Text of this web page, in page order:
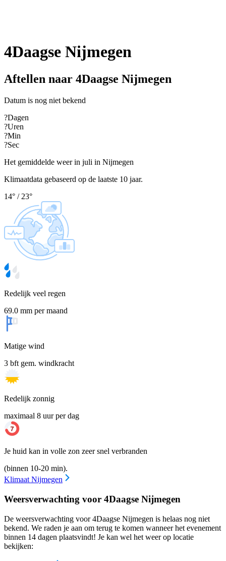
4Daagse Nijmegen
Aftellen naar 4Daagse Nijmegen
Datum is nog niet bekend
?Dagen
?Uren
?Min
?Sec
Het gemiddelde weer in juli in Nijmegen
Klimaatdata gebaseerd op de laatste 10 jaar.
14° / 23°
Redelijk veel regen
69.0 mm per maand
Matige wind
3 bft gem. windkracht
Redelijk zonnig
maximaal 8 uur per dag
Je huid kan in volle zon zeer snel verbranden
(binnen 10-20 min).
Klimaat Nijmegen
Weersverwachting voor 4Daagse Nijmegen
De weersverwachting voor 4Daagse Nijmegen is helaas nog niet
bekend. We raden je aan om terug te komen wanneer het evenement
binnen 14 dagen plaatsvindt! Je kan wel het weer op locatie
bekijken: